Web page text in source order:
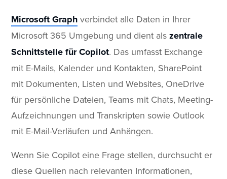
Microsoft Graph verbindet alle Daten in Ihrer
Microsoft 365 Umgebung und dient alszentrale
Schnittstelle für Copilot. Das umfasst Exchange
mit E-Mails, Kalender und Kontakten, SharePoint
mit Dokumenten, Listen und Websites, OneDrive
für persönliche Dateien, Teams mit Chats, Meeting-
Aufzeichnungen und Transkripten sowie Outlook
mit E-Mail-Verläufen und Anhängen.
Wenn Sie Copilot eine Frage stellen, durchsucht er
diese Quellen nach relevanten Informationen,